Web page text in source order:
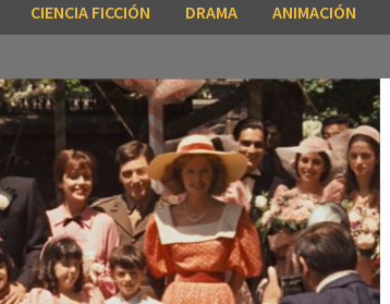
CIENCIA FICCIÓN DRAMA ANIMACIÓN